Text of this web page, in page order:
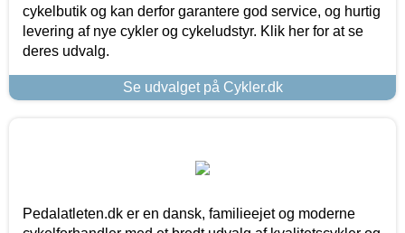
cykelbutik og kan derfor garantere god service, og hurtig
levering af nye cykler og cykeludstyr. Klik her for at se
deres udvalg.
Se udvalget på Cykler.dk
Pedalatleten.dk er en dansk, familieejet og moderne